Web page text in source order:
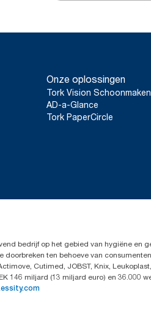
Onze oplossingen
Tork Vision Schoonmaken
AD-a-Glance
Tork PaperCircle
bedrijf op het gebied van hygiëne
doorbreken ten behoeve van
Cutimed, JOBST, Knix,
146 miljard (13 miljard euro) en